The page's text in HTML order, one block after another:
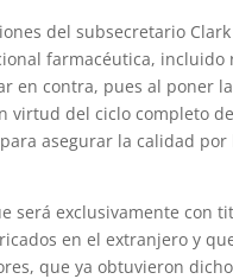
del subsecretario
farmacéutica,
en contra, pues al poner
virtud del ciclo completo
asegurar la calidad
será exclusivamente con
en el extranjero y
que ya obtuvieron